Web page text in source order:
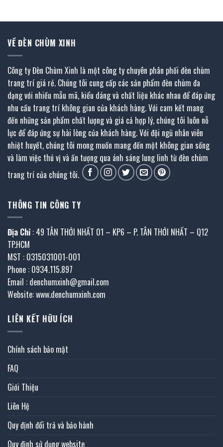
VỀ ĐÈN CHÙM XINH
Công ty Đèn Chùm Xinh là một công ty chuyên phân phối đèn chùm
trang trí giá rẻ. Chúng tôi cung cấp các sản phẩm đèn chùm đa
dạng với nhiều mẫu mã, kiểu dáng và chất liệu khác nhau để đáp ứng
nhu cầu trang trí không gian của khách hàng. Với cam kết mang
đến những sản phẩm chất lượng và giá cả hợp lý, chúng tôi luôn nỗ
lực để đáp ứng sự hài lòng của khách hàng. Với đội ngũ nhân viên
nhiệt huyết, chúng tôi mong muốn mang đến một không gian sống
và làm việc thú vị và ấn tượng qua ánh sáng lung linh từ đèn chùm
trang trí của chúng tôi.
THÔNG TIN CÔNG TY
Địa Chỉ : 49 TÂN THỚI NHẤT 01 – KP6 – P. TÂN THỚI NHẤT – Q12
TP.HCM
MST : 0315031001-001
Phone : 0934.115.897
Email : denchumxinh@gmail.com
Website: www.denchumxinh.com
LIÊN KẾT HỮU ÍCH
Chính sách bảo mật
FAQ
Giới Thiệu
Liên Hệ
Quy định đổi trả và bảo hành
Quy định sử dụng website